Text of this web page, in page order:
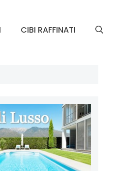
CIBI RAFFINATI